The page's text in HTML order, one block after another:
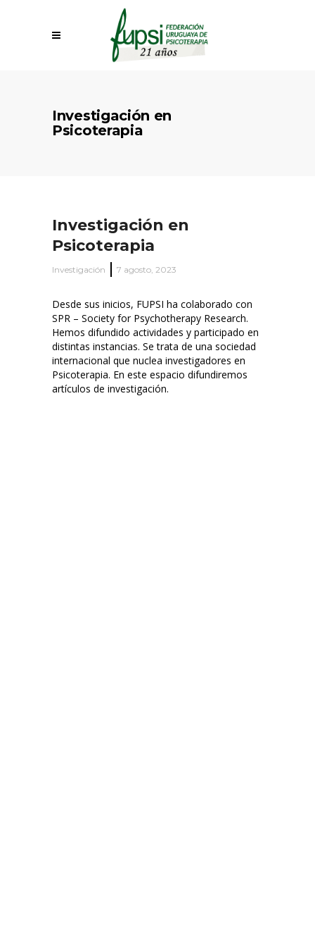
Investigación en
Psicoterapia
Investigación en
Psicoterapia
Investigación 7 agosto, 2023
Desde sus inicios, FUPSI ha colaborado con
SPR – Society for Psychotherapy Research.
Hemos difundido actividades y participado en
distintas instancias. Se trata de una sociedad
internacional que nuclea investigadores en
Psicoterapia. En este espacio difundiremos
artículos de investigación.